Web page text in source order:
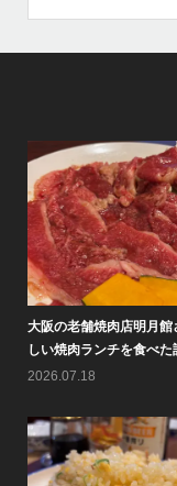
舗焼肉店明月館さんで美味
ランチを食べた話